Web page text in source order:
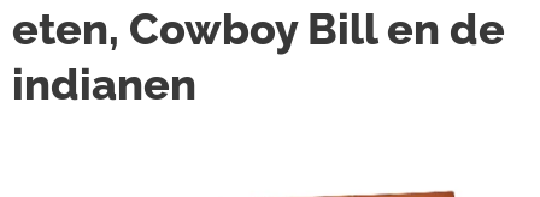
eten, Cowboy Bill en de
indianen